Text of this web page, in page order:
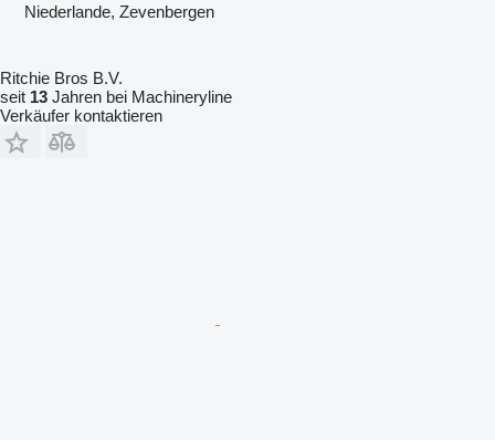
Niederlande, Zevenbergen
Ritchie Bros B.V.
seit 13 Jahren bei Machineryline
Verkäufer kontaktieren